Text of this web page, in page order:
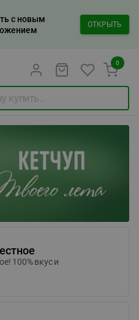
с новым
ОТКРЫТЬ
0
100% вкус и